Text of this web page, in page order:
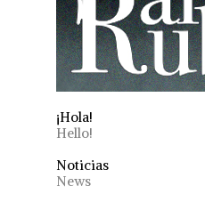
¡Hola!
Hello!
Noticias
News